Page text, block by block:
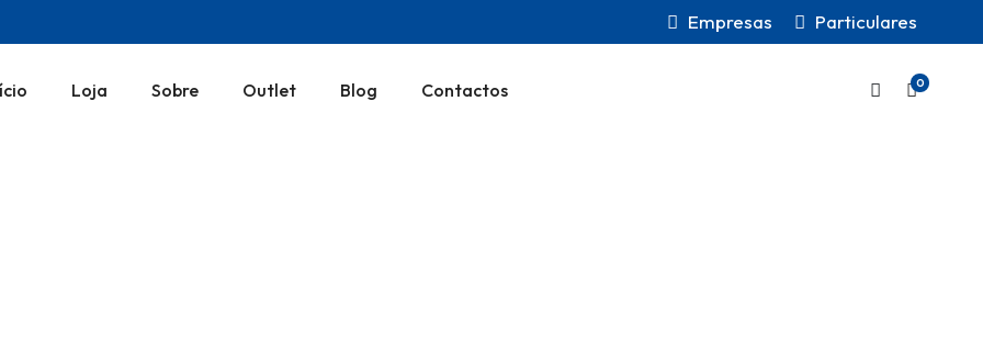
Empresas Particulares
Loja Sobre Outlet Blog Contactos 0